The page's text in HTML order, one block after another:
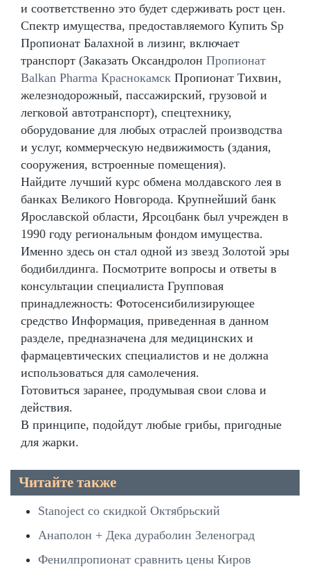
и соответственно это будет сдерживать рост цен.
Спектр имущества, предоставляемого Купить Sp
Пропионат Балахной в лизинг, включает
транспорт (Заказать Оксандролон Пропионат
Balkan Pharma Краснокамск Пропионат Тихвин,
железнодорожный, пассажирский, грузовой и
легковой автотранспорт), спецтехнику,
оборудование для любых отраслей производства
и услуг, коммерческую недвижимость (здания,
сооружения, встроенные помещения).
Найдите лучший курс обмена молдавского лея в
банках Великого Новгорода. Крупнейший банк
Ярославской области, Ярсоцбанк был учрежден в
1990 году региональным фондом имущества.
Именно здесь он стал одной из звезд Золотой эры
бодибилдинга. Посмотрите вопросы и ответы в
консультации специалиста Групповая
принадлежность: Фотосенсибилизирующее
средство Информация, приведенная в данном
разделе, предназначена для медицинских и
фармацевтических специалистов и не должна
использоваться для самолечения.
Готовиться заранее, продумывая свои слова и
действия.
В принципе, подойдут любые грибы, пригодные
для жарки.
Читайте также
Stanoject со скидкой Октябрьский
Анаполон + Дека дураболин Зеленоград
Фенилпропионат сравнить цены Киров